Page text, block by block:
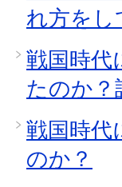
れ方をし
戦国時代
たのか？
戦国時代
のか？